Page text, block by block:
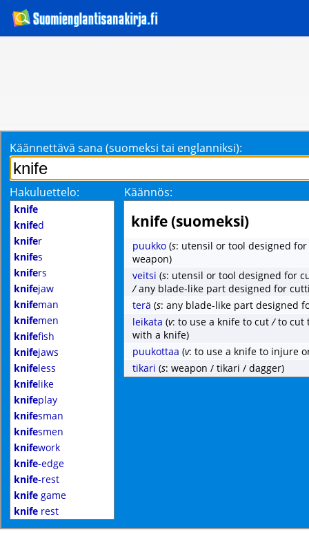
Käännettävä sana (suomeksi tai englanniksi):
Hakuluettelo: Käännös:
knife
knifed
knifer
knifes
knifers
knifejaw
knifeman
knifemen
knifefish
knifejaws
knifeless
knifelike
knifeplay
knifesman
knifesmen
knifework
knife-edge
knife-rest
knife game
knife rest
knife (suomeksi)
puukko (s: utensil or tool designed
weapon)
veitsi (s: utensil or tool designed for
/any blade-like part designed for
terä (s: any blade-like part designed
leikata (v: to use a knife to cut/to cut
with a knife)
puukottaa (v: to use a knife to injure
tikari (s: weapon / tikari / dagger)